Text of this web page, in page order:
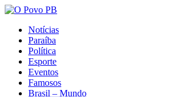
Notícias
Paraíba
Política
Esporte
Eventos
Famosos
Brasil – Mundo